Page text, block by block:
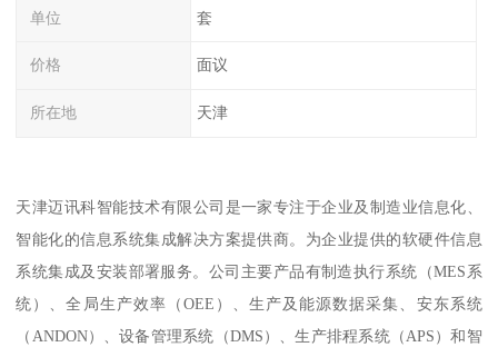
单位 套
价格 面议
所在地 天津
天津迈讯科智能技术有限公司是一家专注于企业及制造业信息化、
智能化的信息系统集成解决方案提供商。为企业提供的软硬件信息
系统集成及安装部署服务。公司主要产品有制造执行系统（MES系
统）、全局生产效率（OEE）、生产及能源数据采集、安东系统
（ANDON）、设备管理系统（DMS）、生产排程系统（APS）和智